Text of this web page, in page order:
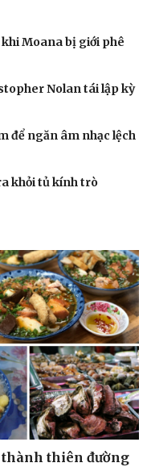
trí
sĩ
trang
Việt
Moana bị giới phê
Nolan tái lập kỳ
để ngăn âm nhạc lệch
khỏi tủ kính trò
thành thiên đường